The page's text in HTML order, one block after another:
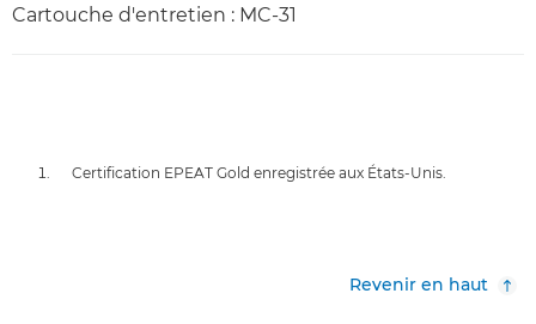
Cartouche d'entretien : MC-31
Certification EPEAT Gold enregistrée aux États-Unis.
Revenir en haut